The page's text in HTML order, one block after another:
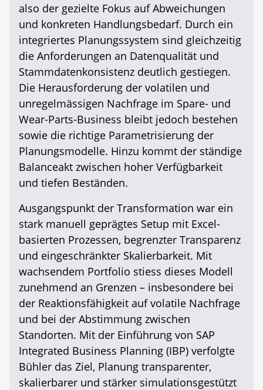
also der gezielte Fokus auf Abweichungen
und konkreten Handlungsbedarf. Durch ein
integriertes Planungssystem sind gleichzeitig
die Anforderungen an Datenqualität und
Stammdatenkonsistenz deutlich gestiegen.
Die Herausforderung der volatilen und
unregelmässigen Nachfrage im Spare- und
Wear-Parts-Business bleibt jedoch bestehen
sowie die richtige Parametrisierung der
Planungsmodelle. Hinzu kommt der ständige
Balanceakt zwischen hoher Verfügbarkeit
und tiefen Beständen.
Ausgangspunkt der Transformation war ein
stark manuell geprägtes Setup mit Excel-
basierten Prozessen, begrenzter Transparenz
und eingeschränkter Skalierbarkeit. Mit
wachsendem Portfolio stiess dieses Modell
zunehmend an Grenzen – insbesondere bei
der Reaktionsfähigkeit auf volatile Nachfrage
und bei der Abstimmung zwischen
Standorten. Mit der Einführung von SAP
Integrated Business Planning (IBP) verfolgte
Bühler das Ziel, Planung transparenter,
skalierbarer und stärker simulationsgestützt